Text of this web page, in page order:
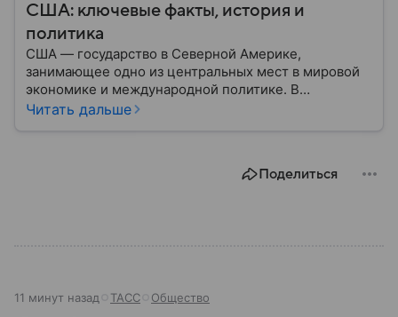
США: ключевые факты, история и
политика
США — государство в Северной Америке,
занимающее одно из центральных мест в мировой
экономике и международной политике. В
материале — основные сведения об этой стране.
Читать дальше
Поделиться
11 минут назад ТАСС Общество